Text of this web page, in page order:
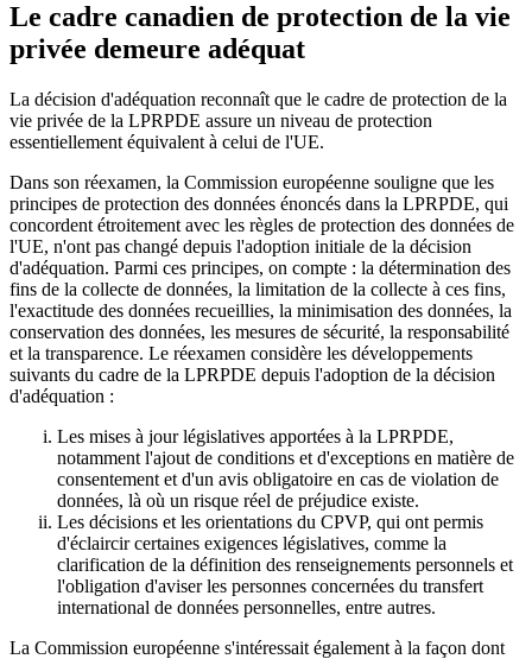
Le cadre canadien de protection de la vie
privée demeure adéquat
La décision d'adéquation reconnaît que le cadre de protection de la
vie privée de la LPRPDE assure un niveau de protection
essentiellement équivalent à celui de l'UE.
Dans son réexamen, la Commission européenne souligne que les
principes de protection des données énoncés dans la LPRPDE, qui
concordent étroitement avec les règles de protection des données de
l'UE, n'ont pas changé depuis l'adoption initiale de la décision
d'adéquation. Parmi ces principes, on compte : la détermination des
fins de la collecte de données, la limitation de la collecte à ces fins,
l'exactitude des données recueillies, la minimisation des données, la
conservation des données, les mesures de sécurité, la responsabilité
et la transparence. Le réexamen considère les développements
suivants du cadre de la LPRPDE depuis l'adoption de la décision
d'adéquation :
Les mises à jour législatives apportées à la LPRPDE,
notamment l'ajout de conditions et d'exceptions en matière de
consentement et d'un avis obligatoire en cas de violation de
données, là où un risque réel de préjudice existe.
Les décisions et les orientations du CPVP, qui ont permis
d'éclaircir certaines exigences législatives, comme la
clarification de la définition des renseignements personnels et
l'obligation d'aviser les personnes concernées du transfert
international de données personnelles, entre autres.
La Commission européenne s'intéressait également à la façon dont